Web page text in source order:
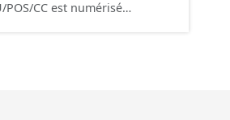
CC est numérisé
le règlement (à l'exception
d'aménagement et les